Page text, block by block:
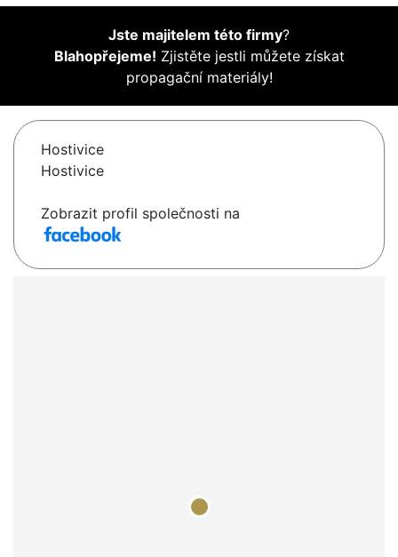
Jste majitelem této firmy?
Blahopřejeme! Zjistěte jestli můžete získat
propagační materiály!
Hostivice
Hostivice
Zobrazit profil společnosti na